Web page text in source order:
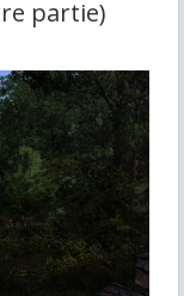
partie)